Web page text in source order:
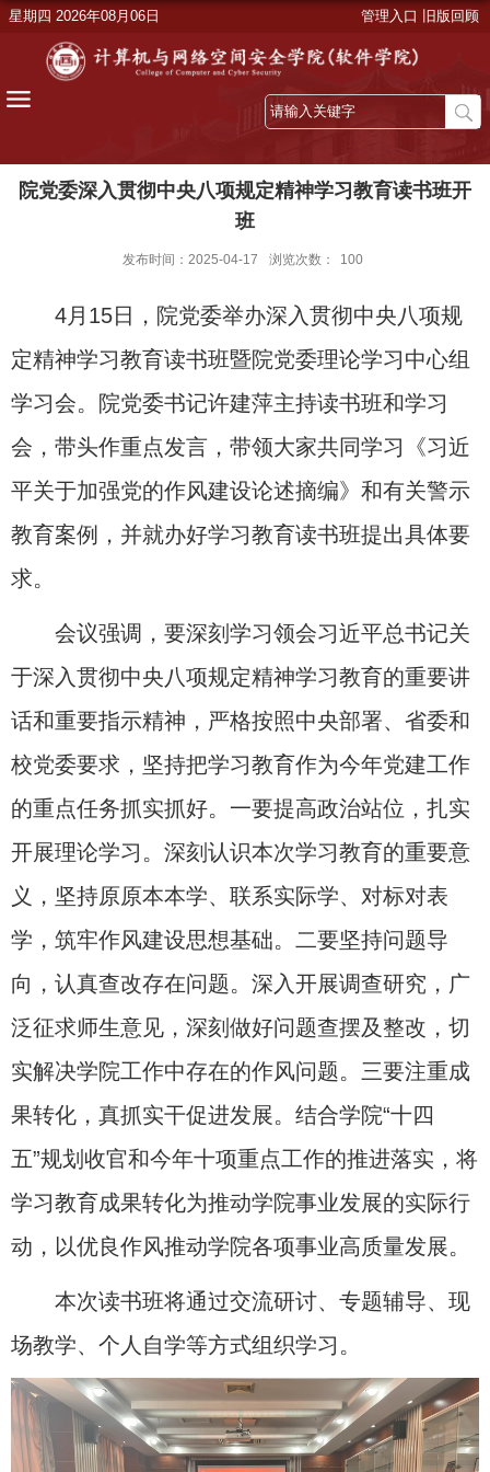
星期四 2026年08月06日 管理入口 旧版回顾
院党委深入贯彻中央八项规定精神学习教育读书班开
班
发布时间：2025-04-17 浏览次数： 100
4月15日，院党委举办深入贯彻中央八项规
定精神学习教育读书班暨院党委理论学习中心组
学习会。院党委书记许建萍主持读书班和学习
会，带头作重点发言，带领大家共同学习《习近
平关于加强党的作风建设论述摘编》和有关警示
教育案例，并就办好学习教育读书班提出具体要
求。
会议强调，要深刻学习领会习近平总书记关
于深入贯彻中央八项规定精神学习教育的重要讲
话和重要指示精神，严格按照中央部署、省委和
校党委要求，坚持把学习教育作为今年党建工作
的重点任务抓实抓好。一要提高政治站位，扎实
开展理论学习。深刻认识本次学习教育的重要意
义，坚持原原本本学、联系实际学、对标对表
学，筑牢作风建设思想基础。二要坚持问题导
向，认真查改存在问题。深入开展调查研究，广
泛征求师生意见，深刻做好问题查摆及整改，切
实解决学院工作中存在的作风问题。三要注重成
果转化，真抓实干促进发展。结合学院“十四
五”规划收官和今年十项重点工作的推进落实，将
学习教育成果转化为推动学院事业发展的实际行
动，以优良作风推动学院各项事业高质量发展。
本次读书班将通过交流研讨、专题辅导、现
场教学、个人自学等方式组织学习。